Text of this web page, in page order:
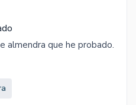
almendra que he probado.